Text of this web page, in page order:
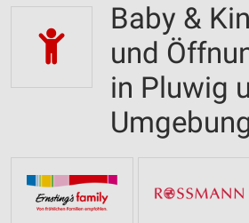
Baby &
und
in Pluwig